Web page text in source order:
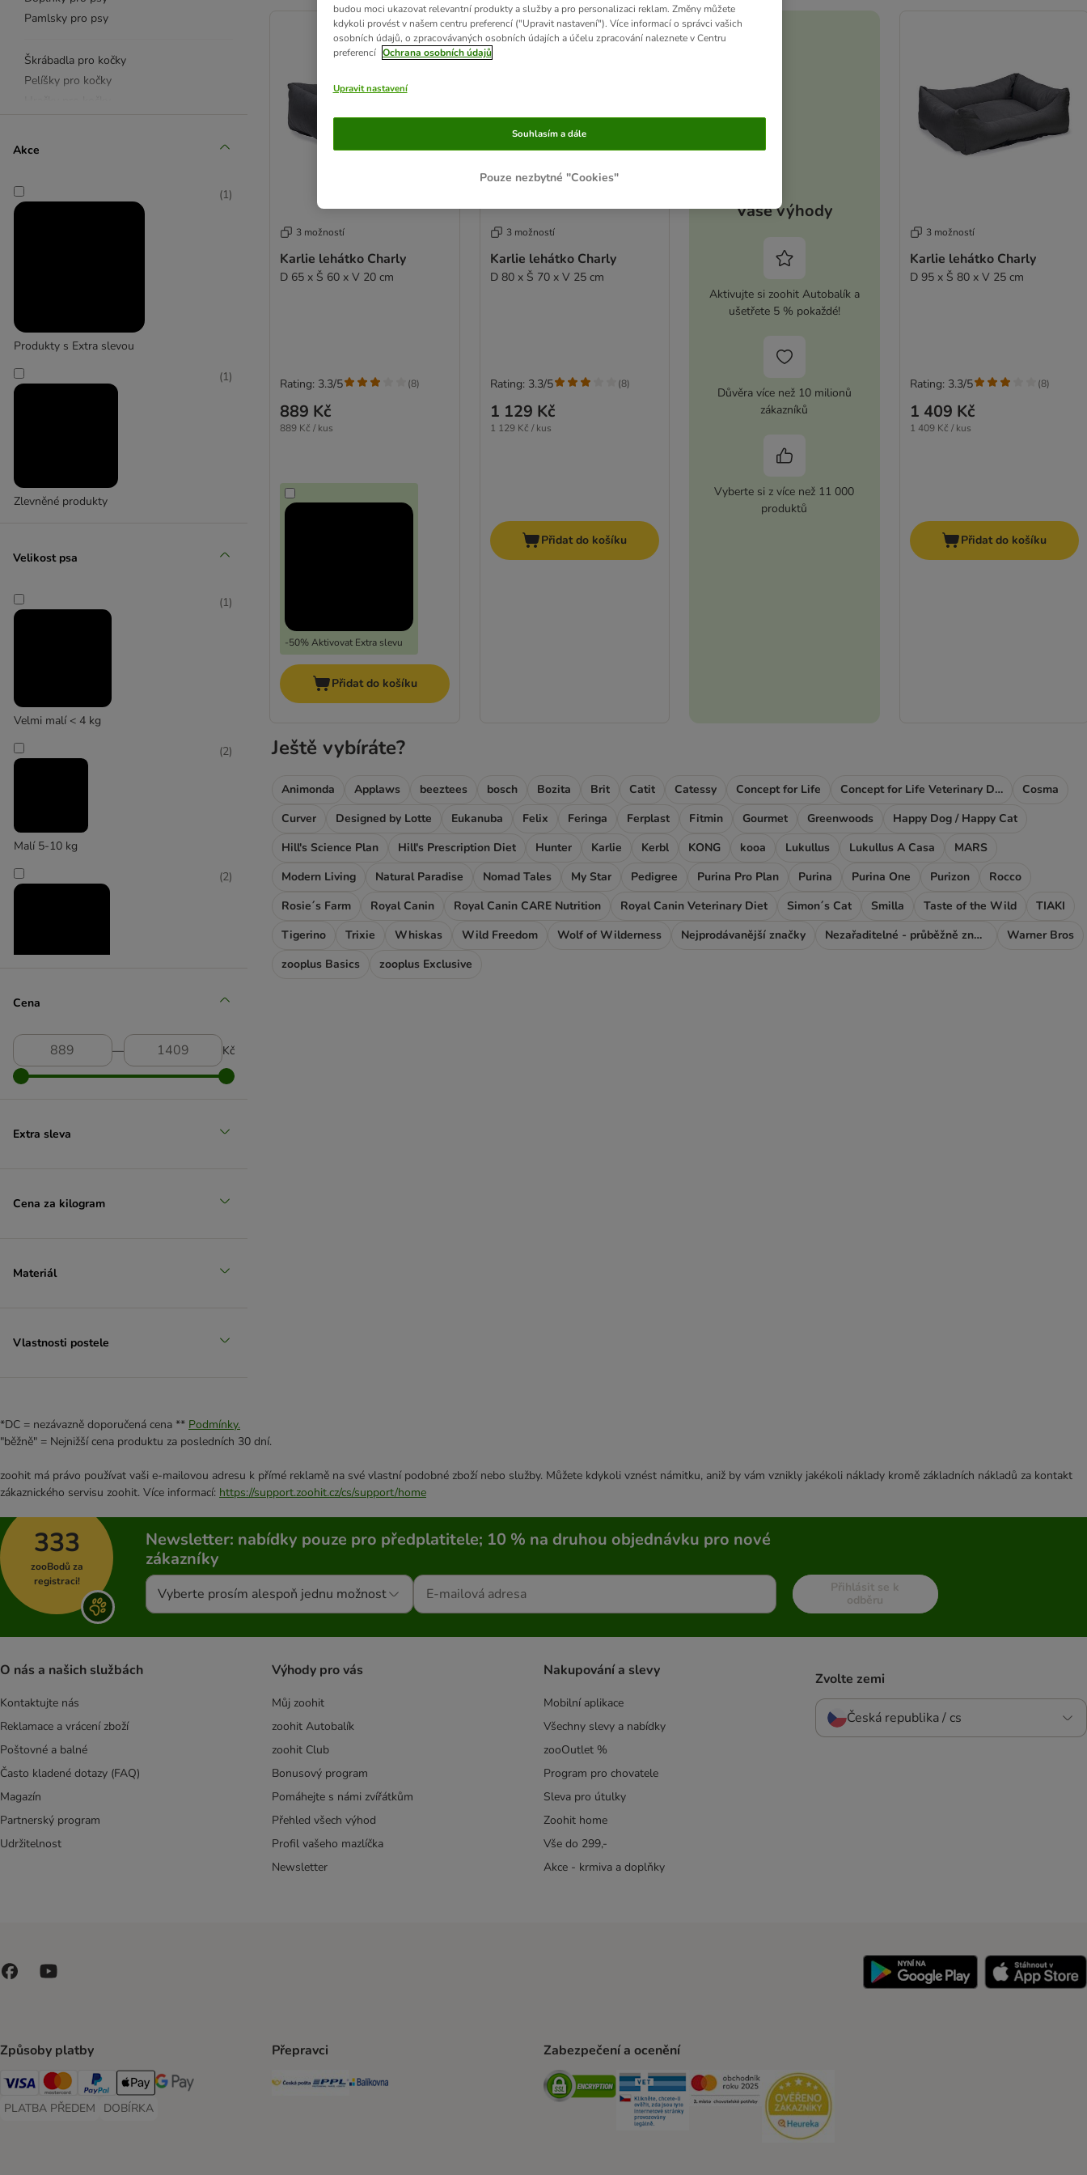
Pamlsky pro psy
Škrábadla pro kočky
Pelíšky pro kočky
Pamlsky
Akce
Produkty s Extra slevou
(1)
Zlevněné produkty
(1)
Velikost psa
Velmi malí < 4 kg
(1)
Malí 5-10 kg
(2)
(2)
Cena
― Kč
Extra sleva
Cena za kilogram
Materiál
Vlastnosti postele
product items have been changed
3 možností
Karlie lehátko Charly
D 65 x Š 60 x V 20 cm
889 Kč
889 Kč / kus
-50% Aktivovat Extra slevu
Rating: 3.3/5 (8)
Přidat do košíku
3 možností
Karlie lehátko Charly
D 80 x Š 70 x V 25 cm
1 129 Kč
1 129 Kč / kus
Rating: 3.3/5 (8)
Přidat do košíku
Vaše výhody
Aktivujte si zoohit Autobalík a
ušetřete 5 % pokaždé!
Důvěra více než 10 milionů
zákazníků
Vyberte si z více než 11 000
produktů
3 možností
Karlie lehátko Charly
D 95 x Š 80 x V 25 cm
1 409 Kč
1 409 Kč / kus
Rating: 3.3/5 (8)
Přidat do košíku
Ještě vybíráte?
Animonda Applaws beeztees bosch Bozita Brit Catit Catessy Concept for Life Concept for Life Veterinary Diet
Cosma
Curver
Designed by Lotte Eukanuba Felix Feringa Ferplast Fitmin Gourmet Greenwoods
Happy Dog / Happy Cat
Hill's Science Plan
Hill's Prescription Diet Hunter Karlie Kerbl KONG kooa Lukullus Lukullus A Casa
MARS
Modern Living
Natural Paradise Nomad Tales My Star Pedigree Purina Pro Plan Purina Purina One Purizon
Rocco
Rosie´s Farm
Royal Canin Royal Canin CARE Nutrition Royal Canin Veterinary Diet Simon´s Cat Smilla Taste of the Wild
TIAKI
Tigerino
Trixie Whiskas Wild Freedom Wolf of Wilderness Nejprodávanější značky Nezařaditelné - průběžně značky
Warner Bros
zooplus Basics
zooplus Exclusive
*DC = nezávazně doporučená cena ** Podmínky.
"běžně" = Nejnižší cena produktu za posledních 30 dní.
zoohit má právo používat vaši e-mailovou adresu k přímé reklamě na své vlastní podobné zboží nebo služby. Můžete kdykoli vznést námitku, aniž by vám vznikly jakékoli náklady kromě základních nákladů za kontakt
zákaznického servisu zoohit. Více informací: https://support.zoohit.cz/cs/support/home
333
zooBodů za
registraci!
Newsletter: nabídky pouze pro předplatitele; 10 % na druhou objednávku pro nové
zákazníky
Vyberte prosím alespoň jednu možnost
Přihlásit se k
odběru
O nás a našich službách
Kontaktujte nás
Reklamace a vrácení zboží
Poštovné a balné
Často kladené dotazy (FAQ)
Magazín
Partnerský program
Udržitelnost
Výhody pro vás
Můj zoohit
zoohit Autobalík
zoohit Club
Bonusový program
Pomáhejte s námi zvířátkům
Přehled všech výhod
Profil vašeho mazlíčka
Newsletter
Nakupování a slevy
Mobilní aplikace
Všechny slevy a nabídky
zooOutlet %
Program pro chovatele
Sleva pro útulky
Zoohit home
Vše do 299,-
Akce - krmiva a doplňky
Zvolte zemi
Česká republika / cs
Způsoby platby
Visa Payment Method
Mastercard Payment Method
PayPal Payment Method
Apple pay Payment Method
GooglePay Payment Method
PLATBA PŘEDEM
PLATBA PŘEDEM Payment Method
DOBÍRKA
DOBÍRKA Payment Method
Přepravci
Česká pošta Shipping Method
PPL Shipping Method
Balíkovna Shipping Method
Zabezpečení a ocenění
Security Security Security
budou moci ukazovat relevantní produkty a služby a pro personalizaci reklam. Změny můžete
kdykoli provést v našem centru preferencí ("Upravit nastavení"). Více informací o správci vašich
osobních údajů, o zpracovávaných osobních údajích a účelu zpracování naleznete v Centru
preferencí Ochrana osobních údajů
Upravit nastavení
Pouze nezbytné "Cookies"
Souhlasím a dále